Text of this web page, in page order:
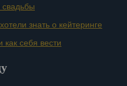
знать о кейтеринге
как себя вести